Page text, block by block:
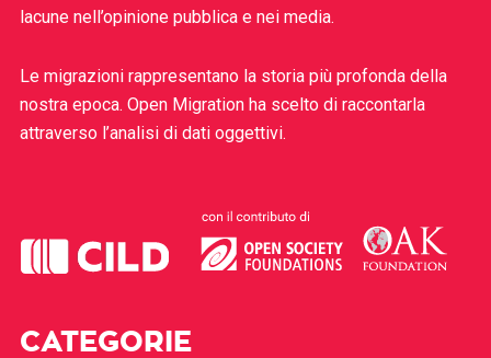
lacune nell’opinione pubblica e nei media.
Le migrazioni rappresentano la storia più profonda della
nostra epoca. Open Migration ha scelto di raccontarla
attraverso l’analisi di dati oggettivi.
CATEGORIE